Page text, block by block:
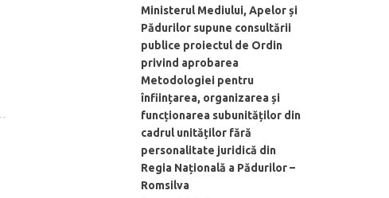
Ministerul Mediului, Apelor și
Pădurilor supune consultării
publice proiectul de Ordin
privind aprobarea
Metodologiei pentru
înființarea, organizarea și
funcționarea subunităților din
cadrul unităților fără
personalitate juridică din
Regia Națională a Pădurilor –
Romsilva